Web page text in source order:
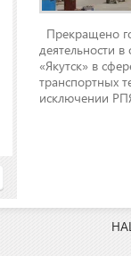
Прекращено
деятельности
«Якутск» в
транспортных
исключении